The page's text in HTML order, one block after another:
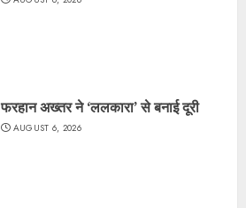
फरहान अख्तर ने ‘ललकारा’ से बनाई दूरी
AUGUST 6, 2026